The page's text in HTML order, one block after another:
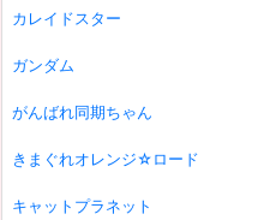
カレイドスター
ガンダム
がんばれ同期ちゃん
きまぐれオレンジ☆ロード
キャットプラネット